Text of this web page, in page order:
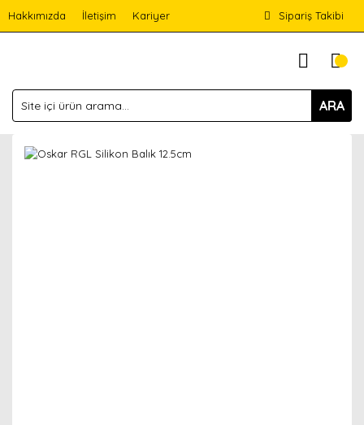
Hakkımızda İletişim Kariyer Sipariş Takibi
ARA